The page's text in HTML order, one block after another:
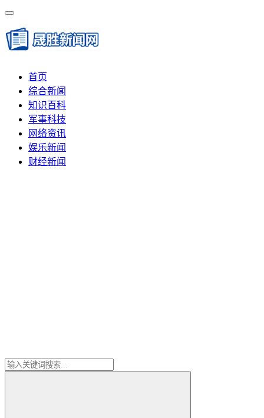
首页
综合新闻
知识百科
军事科技
网络资讯
娱乐新闻
财经新闻